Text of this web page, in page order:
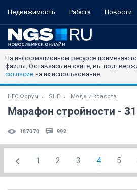
Недвижимость Работа Новости
На информационном ресурсе
файлы. Оставаясь на сайте, вы
согласие на их использование.
НГС.Форум SHE Мода и красота
Марафон стройности - 31
187070 992
1 2 3 4 5